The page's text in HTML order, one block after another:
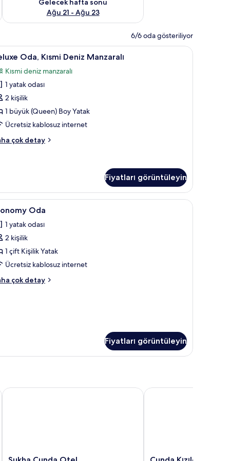
Gelecek hafta sonu
Ağu 21 - Ağu 23
6/6 oda gösteriliyor
ücretsiz kablosuz İnternet, çarşaf takımıDeluxe Oda, Kısmi Deniz Manzaralı |
1 Oda, Kısmi Deniz Manzaralı
Kısmi deniz manzaralı
1 yatak odası
2 kişilik
1 büyük (Queen) Boy Yatak
Ücretsiz kablosuz internet
çok detay
Fiyatları görüntüleyin
çarşaf takımı Economy Oda | Minibar, ücretsiz kablosuz
1 Oda
1 yatak odası
2 kişilik
1 çift Kişilik Yatak
Ücretsiz kablosuz internet
çok detay
Fiyatları görüntüleyin
Sukha
Sukha Cunda Otel
Cunda
Cunda Kızılca Deluxe